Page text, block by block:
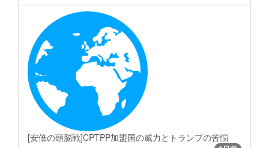
[安倍の頭脳戦]CPTPP加盟国の威力とトランプの苦悩